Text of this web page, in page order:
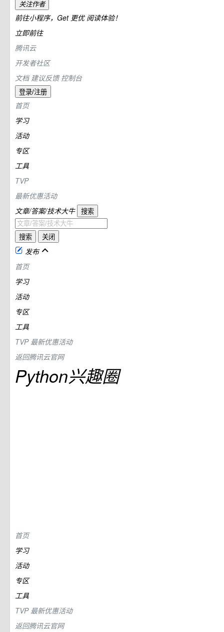
关注作者
前往小程序，Get 更优阅读体验！
立即前往
腾讯云
开发者社区
文档建议反馈 控制台
登录/注册
首页
学习
活动
专区
工具
TVP
最新优惠活动
文章/答案/技术大牛
搜索
搜索 关闭
发布
首页
学习
活动
专区
工具
TVP 最新优惠活动
返回腾讯云官网
Python兴趣圈
首页
学习
活动
专区
工具
TVP 最新优惠活动
返回腾讯云官网